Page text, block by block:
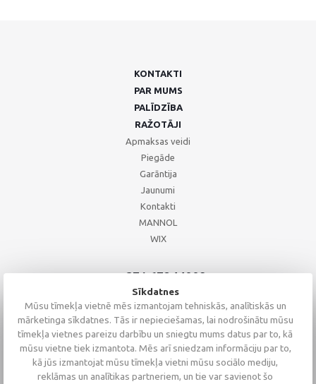
KONTAKTI
PAR MUMS
PALĪDZĪBA
RAŽOTĀJI
Apmaksas veidi
Piegāde
Garāntija
Jaunumi
Kontakti
MANNOL
WIX
+371 67244008
+371 67271055
+371 26002793
Sīkdatnes
Mūsu tīmekļa vietnē mēs izmantojam tehniskās, analītiskās un
mārketinga sīkdatnes. Tās ir nepieciešamas, lai nodrošinātu mūsu
tīmekļa vietnes pareizu darbību un sniegtu mums datus par to, kā
mūsu vietne tiek izmantota. Mēs arī sniedzam informāciju par to,
kā jūs izmantojat mūsu tīmekļa vietni mūsu sociālo mediju,
reklāmas un analītikas partneriem, un tie var savienot šo